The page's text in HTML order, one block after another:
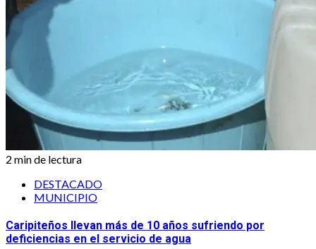
2 min de lectura
DESTACADO
MUNICIPIO
Caripiteños llevan más de 10 años sufriendo por
deficiencias en el servicio de agua